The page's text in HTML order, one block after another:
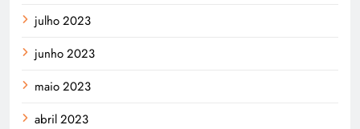
julho 2023
junho 2023
maio 2023
abril 2023